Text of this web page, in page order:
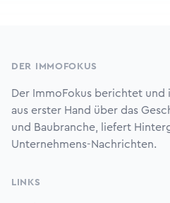
DER IMMOFOKUS
Der ImmoFokus berichtet
aus erster Hand über das
und Baubranche, liefert
Unternehmens-Nachrichten.
LINKS